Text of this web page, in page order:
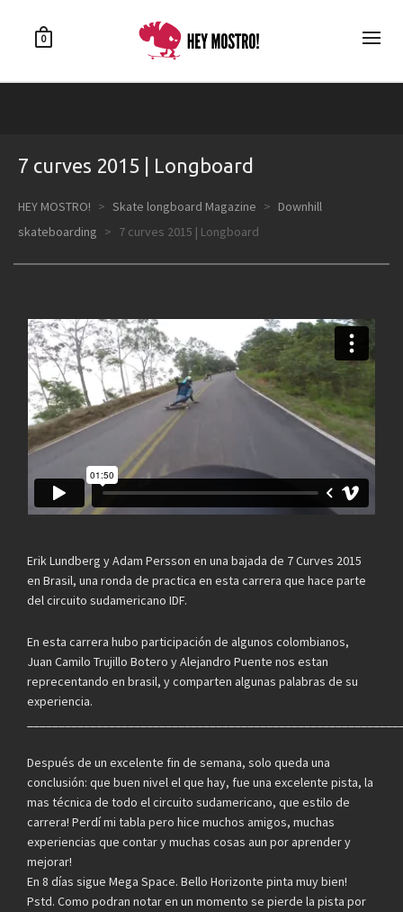
0
7 curves 2015 | Longboard
HEY MOSTRO! > Skate longboard Magazine > Downhill
skateboarding > 7 curves 2015 | Longboard
Erik Lundberg y Adam Persson en una bajada de 7 Curves 2015
en Brasil, una ronda de practica en esta carrera que hace parte
del circuito sudamericano IDF.
En esta carrera hubo participación de algunos colombianos,
Juan Camilo Trujillo Botero y Alejandro Puente nos estan
reprecentando en brasil, y comparten algunas palabras de su
experiencia.
Después de un excelente fin de semana, solo queda una
conclusión: que buen nivel el que hay, fue una excelente pista, la
mas técnica de todo el circuito sudamericano, que estilo de
carrera! Perdí mi tabla pero hice muchos amigos, muchas
experiencias que contar y muchas cosas aun por aprender y
mejorar!
En 8 días sigue Mega Space. Bello Horizonte pinta muy bien!
Pstd. Como podran notar en un momento se pierde la pista por